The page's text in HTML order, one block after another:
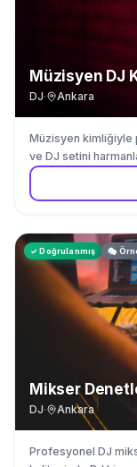
Müzisyen DJ
DJ· Ankara
Müzisyen kimliğiyle
ve DJ setini
✓ Doğrulanmış 🎭
Mikser
DJ· Ankara
Profesyonel DJ